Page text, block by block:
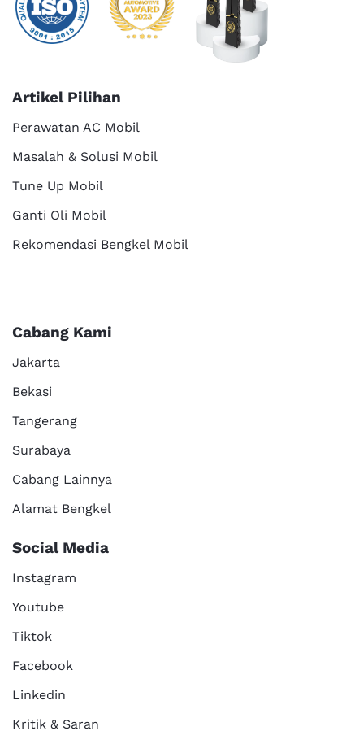
Artikel Pilihan
Perawatan AC Mobil
Masalah & Solusi Mobil
Tune Up Mobil
Ganti Oli Mobil
Rekomendasi Bengkel Mobil
Cabang Kami
Jakarta
Bekasi
Tangerang
Surabaya
Cabang Lainnya
Alamat Bengkel
Social Media
Instagram
Youtube
Tiktok
Facebook
Linkedin
Kritik & Saran